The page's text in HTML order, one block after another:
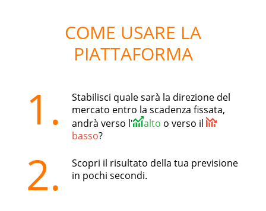
COME USARE LA
PIATTAFORMA
1.
Stabilisci quale sarà la direzione del
mercato entro la scadenza fissata,
andrà verso l'
alto o verso il
basso?
2.
Scopri il risultato della tua previsione
in pochi secondi.